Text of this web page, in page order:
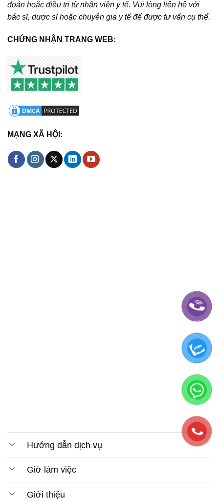
đoán hoặc điều trị từ nhân viên y tế. Vui lòng liên hệ với
bác sĩ, dược sĩ hoặc chuyên gia y tế để được tư vấn cụ thể.
CHỨNG NHẬN TRANG WEB:
MẠNG XÃ HỘI:
Hướng dẫn dịch vụ
Giờ làm việc
Giới thiệu